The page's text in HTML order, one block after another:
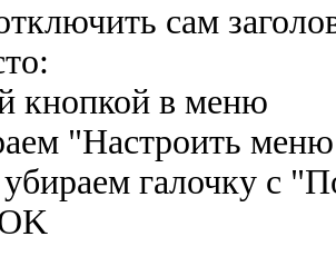
сам
кнопкой в меню
"Настроить
галочку с